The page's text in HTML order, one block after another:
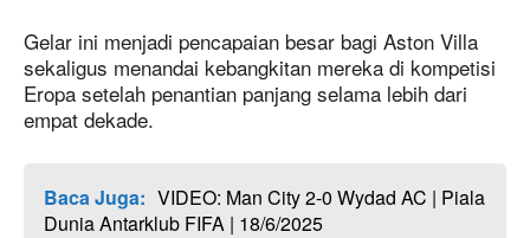
Gelar ini menjadi pencapaian besar bagi Aston Villa
sekaligus menandai kebangkitan mereka di kompetisi
Eropa setelah penantian panjang selama lebih dari
empat dekade.
Baca Juga: VIDEO: Man City 2-0 Wydad AC | Piala
Dunia Antarklub FIFA | 18/6/2025